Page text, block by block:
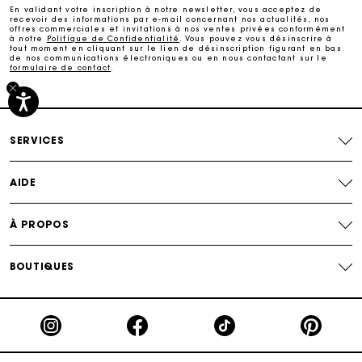
Paiement sécurisé
En validant votre inscription à notre newsletter, vous acceptez de
recevoir des informations par e-mail concernant nos actualités, nos
offres commerciales et invitations à nos ventes privées conformément
à notre
Politique de Confidentialité
. Vous pouvez vous désinscrire à
tout moment en cliquant sur le lien de désinscription figurant en bas
de nos communications électroniques ou en nous contactant sur le
formulaire de contact
SERVICES
AIDE
À PROPOS
BOUTIQUES